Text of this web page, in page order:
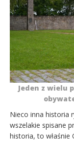
Jeden z wielu
Nieco inna historia
wszelakie spisane
historia, to właśnie